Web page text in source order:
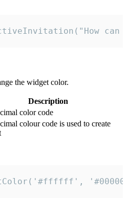
the widget color.
Description
color code
colour code is used to create